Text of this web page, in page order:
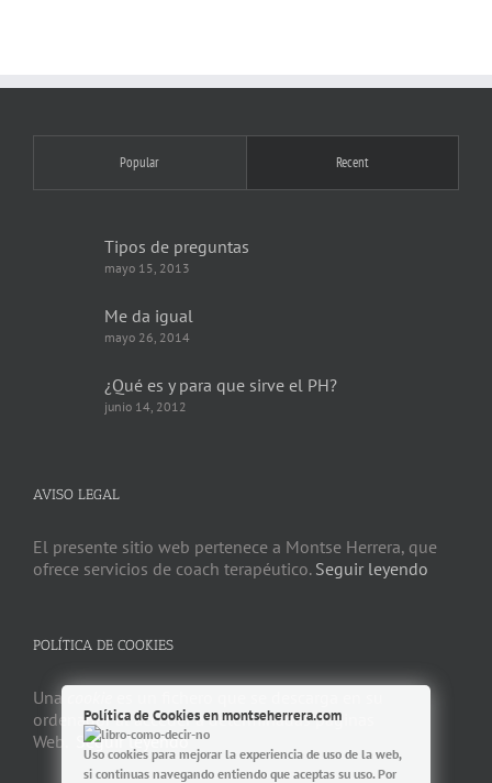
Popular Recent
Tipos de preguntas
mayo 15, 2013
Me da igual
mayo 26, 2014
¿Qué es y para que sirve el PH?
junio 14, 2012
AVISO LEGAL
El presente sitio web pertenece a Montse Herrera, que
ofrece servicios de coach terapéutico. Seguir leyendo
POLÍTICA DE COOKIES
Una
ordenador al acceder a determinadas páginas
Web.
Seguir leyendo
Política de Cookies en montseherrera.com
Uso cookies para mejorar la experiencia de uso de la web,
si continuas navegando entiendo que aceptas su uso. Por